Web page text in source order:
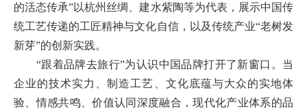
的活态传承”以杭州丝绸、建水紫陶等为代表，展示中国传
统工艺传递的工匠精神与文化自信，以及传统产业“老树发
新芽”的创新实践。
“跟着品牌去旅行”为认识中国品牌打开了新窗口。当
企业的技术实力、制造工艺、文化底蕴与大众的实地体
验、情感共鸣、价值认同深度融合，现代化产业体系的品